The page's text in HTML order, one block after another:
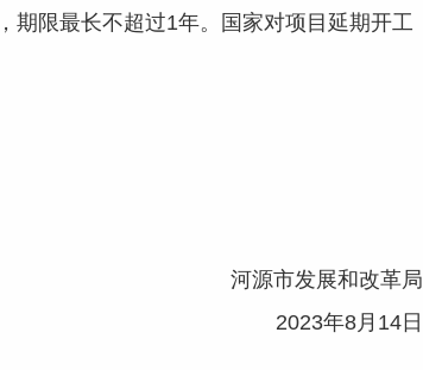
期限最长不超过1年。国家对项目延期开工
河源市发展和改革局
2023年8月14日